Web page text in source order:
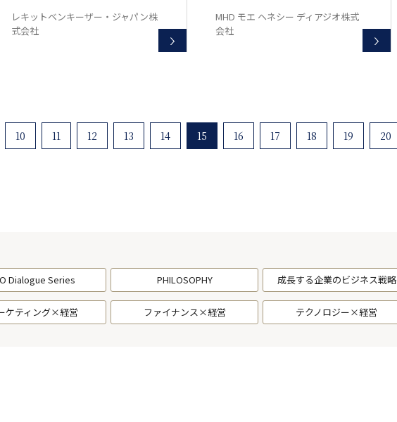
レキットベンキーザー・ジャパン株
式会社
MHD モエ ヘネシー ディアジオ株式
会社
10 11 12 13 14 15 16 17 18 19 20
Dialogue Series PHILOSOPHY 成長する企業のビジネス戦略
ケティング×経営 ファイナンス×経営 テクノロジー×経営